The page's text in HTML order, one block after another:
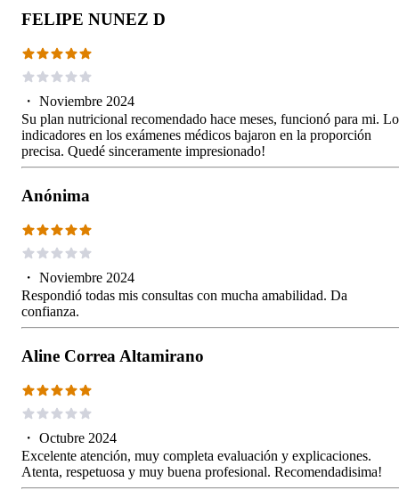
FELIPE NUNEZ D
・ Noviembre 2024
Su plan nutricional recomendado hace meses, funcionó para mi.
indicadores en los exámenes médicos bajaron en la proporción
precisa. Quedé sinceramente impresionado!
Anónima
・ Noviembre 2024
Respondió todas mis consultas con mucha amabilidad. Da
confianza.
Aline Correa Altamirano
・ Octubre 2024
Excelente atención, muy completa evaluación y explicaciones.
Atenta, respetuosa y muy buena profesional. Recomendadisima!